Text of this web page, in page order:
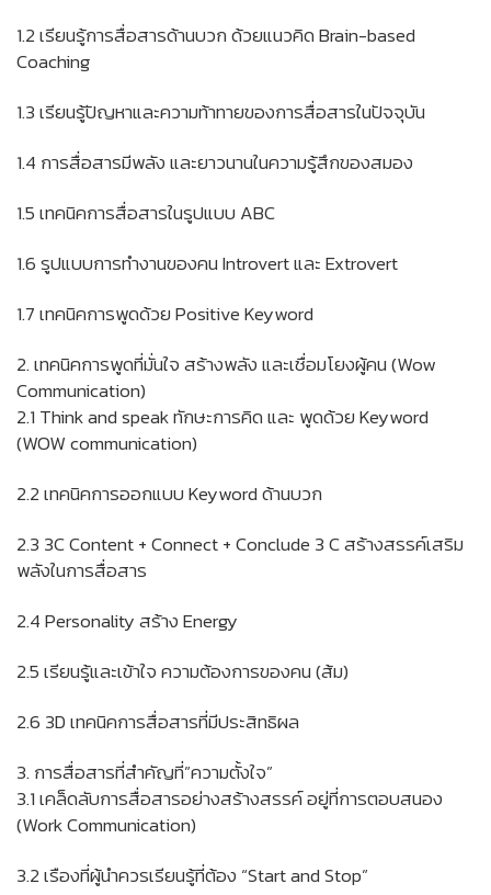
1.2 เรียนรู้การสื่อสารด้านบวก ด้วยแนวคิด Brain-based
Coaching
1.3 เรียนรู้ปัญหาและความท้าทายของการสื่อสารในปัจจุบัน
1.4 การสื่อสารมีพลัง และยาวนานในความรู้สึกของสมอง
1.5 เทคนิคการสื่อสารในรูปแบบ ABC
1.6 รูปแบบการทำงานของคน Introvert และ Extrovert
1.7 เทคนิคการพูดด้วย Positive Keyword
2. เทคนิคการพูดที่มั่นใจ สร้างพลัง และเชื่อมโยงผู้คน (Wow
Communication)
2.1 Think and speak ทักษะการคิด และ พูดด้วย Keyword
(WOW communication)
2.2 เทคนิคการออกแบบ Keyword ด้านบวก
2.3 3C Content + Connect + Conclude 3 C สร้างสรรค์เสริม
พลังในการสื่อสาร
2.4 Personality สร้าง Energy
2.5 เรียนรู้และเข้าใจ ความต้องการของคน (ส้ม)
2.6 3D เทคนิคการสื่อสารที่มีประสิทธิผล
3. การสื่อสารที่สำคัญที่”ความตั้งใจ”
3.1 เคล็ดลับการสื่อสารอย่างสร้างสรรค์ อยู่ที่การตอบสนอง
(Work Communication)
3.2 เรืองที่ผู้นำควรเรียนรู้ที่ต้อง “Start and Stop”